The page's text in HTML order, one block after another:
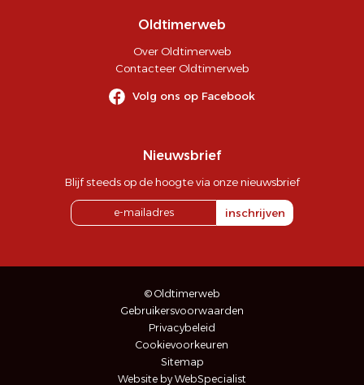
Oldtimerweb
Over Oldtimerweb
Contacteer Oldtimerweb
Volg ons op Facebook
Nieuwsbrief
Blijf steeds op de hoogte via onze nieuwsbrief
inschrijven
© Oldtimerweb
Gebruikersvoorwaarden
Privacybeleid
Cookievoorkeuren
Sitemap
Website by WebSpecialist